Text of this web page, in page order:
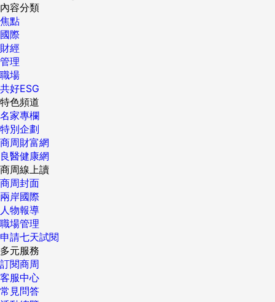
內容分類
焦點
國際
財經
管理
職場
共好ESG
特色頻道
名家專欄
特別企劃
商周財富網
良醫健康網
商周線上讀
商周封面
兩岸國際
人物報導
職場管理
申請七天試閱
多元服務
訂閱商周
客服中心
常見問答